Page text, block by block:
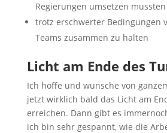
Regierungen umsetzen mussten
trotz erschwerter Bedingungen
Teams zusammen zu halten
Licht am Ende des
Ich hoffe und wünsche von
jetzt wirklich bald das Licht am
erreichen. Dann gibt es
ich bin sehr gespannt, wie die